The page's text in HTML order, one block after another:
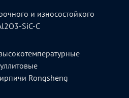
и износостойкого
SiC-C
Rongsheng